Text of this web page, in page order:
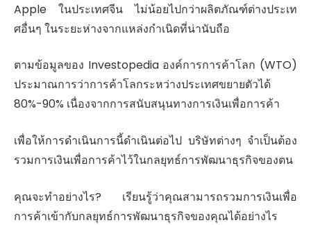
Apple ในประเทศจีน ไม่น้อยไปกว่าผลิตภัณฑ์ต่างประเท
ศอื่นๆ ในระยะห่างจากแหล่งกำเนิดที่น่านับถือ
ตามข้อมูลของ Investopedia องค์การการค้าโลก (WTO)
ประมาณการว่าการค้าโลกระหว่างประเทศขยายตัวได้
80%-90% เนื่องจากการสนับสนุนทางการเงินเพื่อการค้า
เพื่อให้การดำเนินการนี้ดำเนินต่อไป บริษัทต่างๆ จำเป็นต้อง
รวมการเงินเพื่อการค้าไว้ในกลยุทธ์การพัฒนาธุรกิจของตน
คุณจะทำอย่างไร? เรียนรู้ว่าคุณสามารถรวมการเงินเพื่อ
การค้าเข้ากับกลยุทธ์การพัฒนาธุรกิจของคุณได้อย่างไร